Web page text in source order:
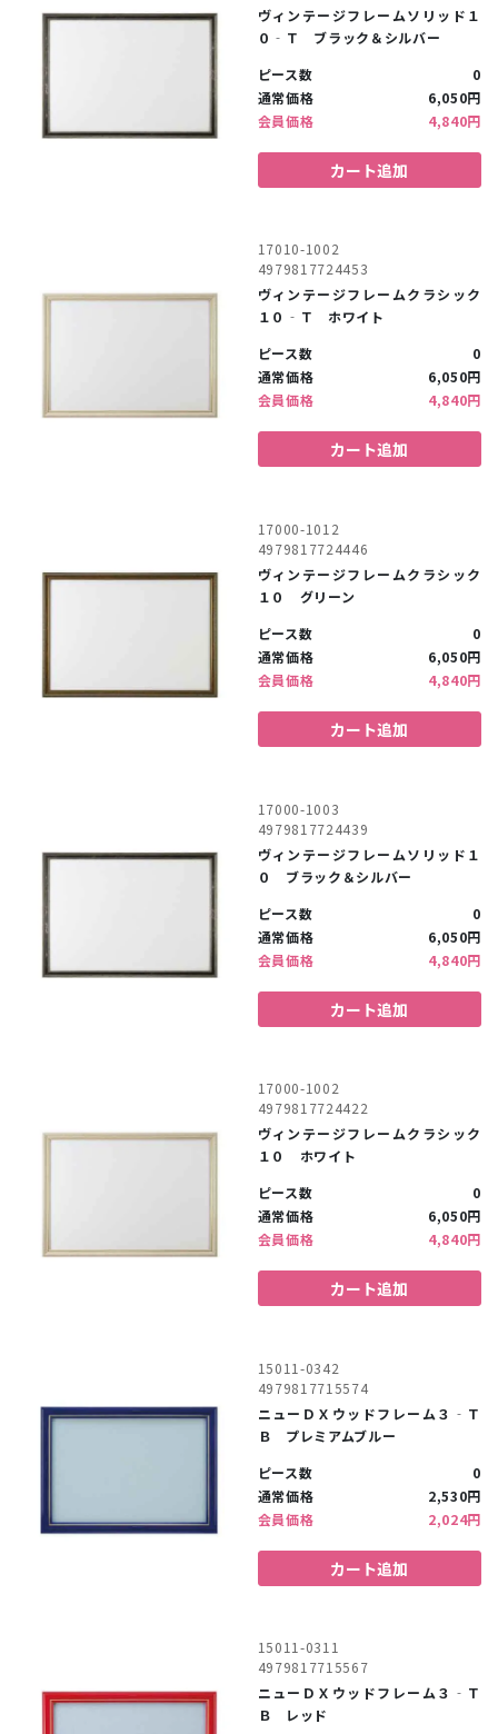
ヴィンテージフレームソリッド１
０‐Ｔ ブラック＆シルバー
ピース数
0
通常価格
6,050円
会員価格
4,840円
カート追加
17010-1002
4979817724453
ヴィンテージフレームクラシック
１０‐Ｔ ホワイト
ピース数
0
通常価格
6,050円
会員価格
4,840円
カート追加
17000-1012
4979817724446
ヴィンテージフレームクラシック
１０ グリーン
ピース数
0
通常価格
6,050円
会員価格
4,840円
カート追加
17000-1003
4979817724439
ヴィンテージフレームソリッド１
０ ブラック＆シルバー
ピース数
0
通常価格
6,050円
会員価格
4,840円
カート追加
17000-1002
4979817724422
ヴィンテージフレームクラシック
１０ ホワイト
ピース数
0
通常価格
6,050円
会員価格
4,840円
カート追加
15011-0342
4979817715574
ニューＤＸウッドフレーム３‐Ｔ
Ｂ プレミアムブルー
ピース数
0
通常価格
2,530円
会員価格
2,024円
カート追加
15011-0311
4979817715567
ニューＤＸウッドフレーム３‐Ｔ
Ｂ レッド